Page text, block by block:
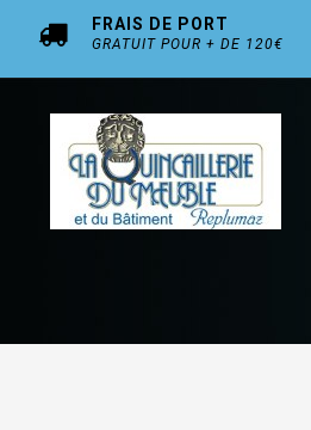
FRAIS DE PORT
GRATUIT POUR + DE 120€